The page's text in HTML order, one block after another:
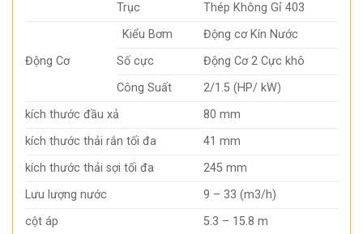
Trục Thép Không Gỉ 403
Động Cơ
Kiểu Bơm
Động cơ Kín Nước
Số cực
Động Cơ 2 Cực khô
Công Suất
2/1.5 (HP/ kW)
kích thước đầu xả
80 mm
kích thước thải rắn tối đa
41 mm
kích thước thải sợi tối đa
245 mm
Lưu lượng nước
9 – 33 (m3/h)
cột áp
5.3 – 15.8 m